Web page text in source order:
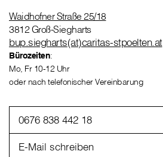
Waidhofner Straße 25/18
3812 Groß-Siegharts
bup.siegharts(at)caritas-stpoelten.at
Bürozeiten:
Mo, Fr 10-12 Uhr
oder nach telefonischer Vereinbarung
0676 838 442 18
E-Mail schreiben